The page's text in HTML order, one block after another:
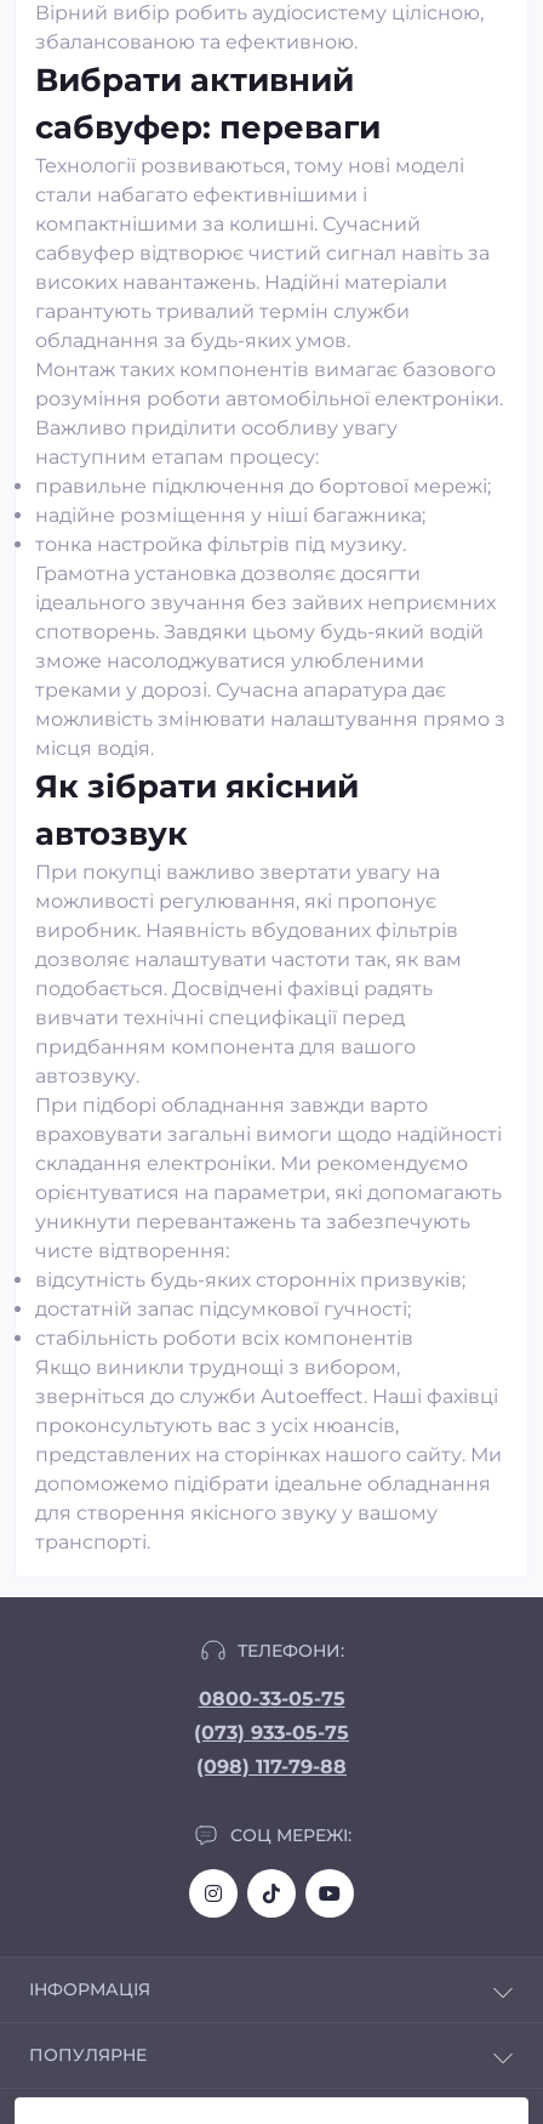
Вірний вибір робить аудіосистему цілісною,
збалансованою та ефективною.
Вибрати активний
сабвуфер: переваги
Технології розвиваються, тому нові моделі
стали набагато ефективнішими і
компактнішими за колишні. Сучасний
сабвуфер відтворює чистий сигнал навіть за
високих навантажень. Надійні матеріали
гарантують тривалий термін служби
обладнання за будь-яких умов.
Монтаж таких компонентів вимагає базового
розуміння роботи автомобільної електроніки.
Важливо приділити особливу увагу
наступним етапам процесу:
правильне підключення до бортової мережі;
надійне розміщення у ніші багажника;
тонка настройка фільтрів під музику.
Грамотна установка дозволяє досягти
ідеального звучання без зайвих неприємних
спотворень. Завдяки цьому будь-який водій
зможе насолоджуватися улюбленими
треками у дорозі. Сучасна апаратура дає
можливість змінювати налаштування прямо з
місця водія.
Як зібрати якісний
автозвук
При покупці важливо звертати увагу на
можливості регулювання, які пропонує
виробник. Наявність вбудованих фільтрів
дозволяє налаштувати частоти так, як вам
подобається. Досвідчені фахівці радять
вивчати технічні специфікації перед
придбанням компонента для вашого
автозвуку.
При підборі обладнання завжди варто
враховувати загальні вимоги щодо надійності
складання електроніки. Ми рекомендуємо
орієнтуватися на параметри, які допомагають
уникнути перевантажень та забезпечують
чисте відтворення:
відсутність будь-яких сторонніх призвуків;
достатній запас підсумкової гучності;
стабільність роботи всіх компонентів
Якщо виникли труднощі з вибором,
зверніться до служби Autoeffect. Наші фахівці
проконсультують вас з усіх нюансів,
представлених на сторінках нашого сайту. Ми
допоможемо підібрати ідеальне обладнання
для створення якісного звуку у вашому
транспорті.
ТЕЛЕФОНИ:
0800-33-05-75
(073) 933-05-75
(098) 117-79-88
СОЦ МЕРЕЖІ:
ІНФОРМАЦІЯ
Про магазин
Політика конфіденційності
ПОПУЛЯРНЕ
Автозвук